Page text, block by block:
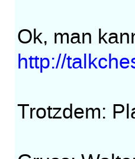
Ok, man
http://
Trotzdem: